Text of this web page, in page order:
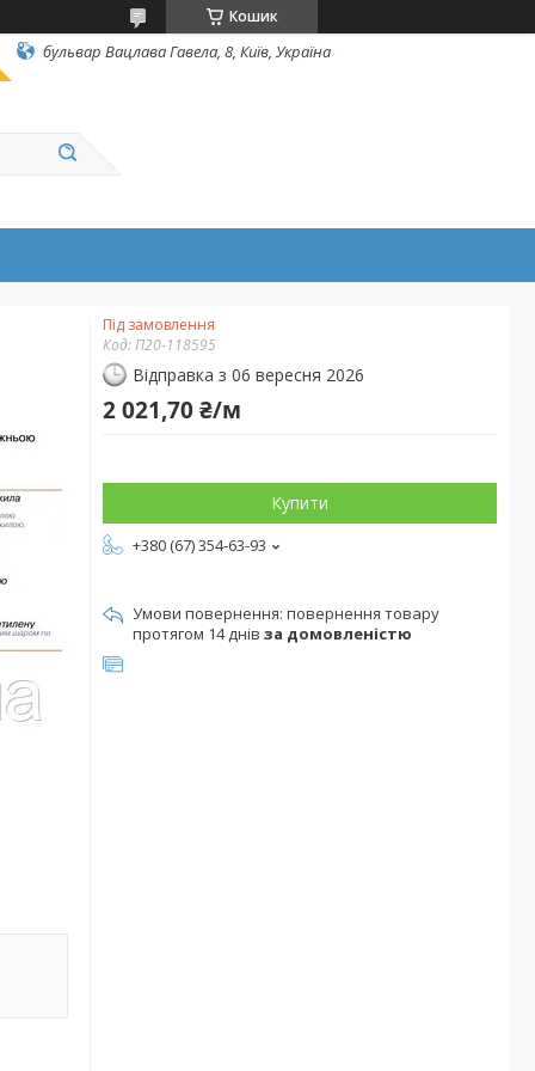
Кошик
бульвар Вацлава Гавела, 8, Київ, Україна
Під замовлення
Код:П20-118595
Відправка з 06 вересня 2026
2 021,70 ₴/м
Купити
+380 (67) 354-63-93
повернення товару
протягом 14 днів за домовленістю